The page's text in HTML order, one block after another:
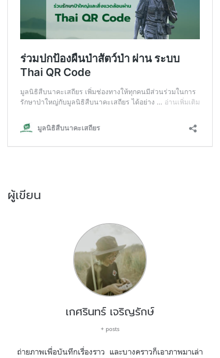
ผู้เขียน
เกศรินทร์ เจริญรักษ์
+ posts
ถ่ายภาพเพื่อบันทึกเรื่องราว และบางคราวก็เอาภาพมาเล่า